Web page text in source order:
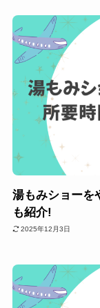
湯もみショーを
も紹介!
2025年12月3日